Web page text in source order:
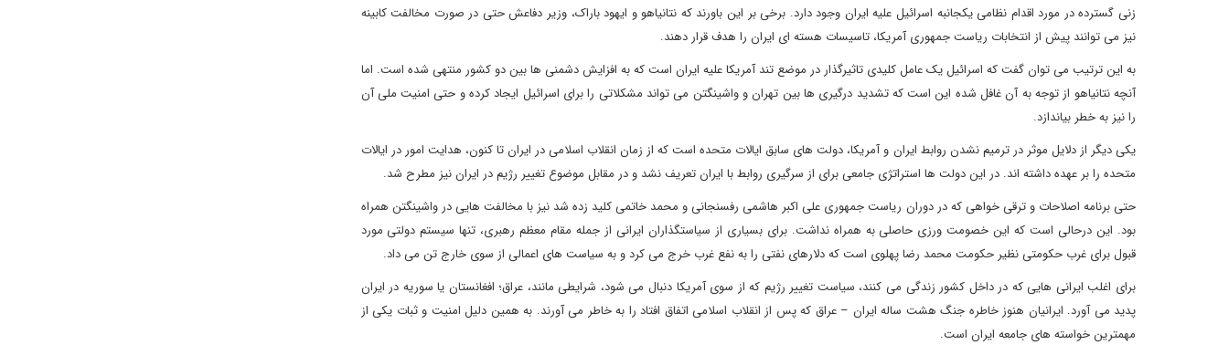
زنی گسترده در مورد اقدام نظامی یکجانبه اسرائیل علیه ایران وجود دارد. برخی بر این باورند که نتانیاهو و ایهود باراک، وزیر دفاعش حتی در صورت مخالفت کابینه
نیز می توانند پیش از انتخابات ریاست جمهوری آمریکا، تاسیسات هسته ای ایران را هدف قرار دهند.
به این ترتیب می توان گفت که اسرائیل یک عامل کلیدی تاثیرگذار در موضع تند آمریکا علیه ایران است که به افزایش دشمنی ها بین دو کشور منتهی شده است. اما
آنچه نتانیاهو از توجه به آن غافل شده این است که تشدید درگیری ها بین تهران و واشینگتن می تواند مشکلاتی را برای اسرائیل ایجاد کرده و حتی امنیت ملی آن
را نیز به خطر بیاندازد.
یکی دیگر از دلایل موثر در ترمیم نشدن روابط ایران و آمریکا، دولت های سابق ایالات متحده است که از زمان انقلاب اسلامی در ایران تا کنون، هدایت امور در ایالات
متحده را بر عهده داشته اند. در این دولت ها استراتژی جامعی برای از سرگیری روابط با ایران تعریف نشد و در مقابل موضوع تغییر رژیم در ایران نیز مطرح شد.
حتی برنامه اصلاحات و ترقی خواهی که در دوران ریاست جمهوری علی اکبر هاشمی رفسنجانی و محمد خاتمی کلید زده شد نیز با مخالفت هایی در واشینگتن همراه
بود. این درحالی است که این خصومت ورزی حاصلی به همراه نداشت. برای بسیاری از سیاستگذاران ایرانی از جمله مقام معظم رهبری، تنها سیستم دولتی مورد
قبول برای غرب حکومتی نظیر حکومت محمد رضا پهلوی است که دلارهای نفتی را به نفع غرب خرج می کرد و به سیاست های اعمالی از سوی خارج تن می داد.
برای اغلب ایرانی هایی که در داخل کشور زندگی می کنند، سیاست تغییر رژیم که از سوی آمریکا دنبال می شود، شرایطی مانند، عراق؛ افغانستان یا سوریه در ایران
پدید می آورد. ایرانیان هنوز خاطره جنگ هشت ساله ایران – عراق که پس از انقلاب اسلامی اتفاق افتاد را به خاطر می آورند. به همین دلیل امنیت و ثبات یکی از
مهمترین خواسته های جامعه ایران است.